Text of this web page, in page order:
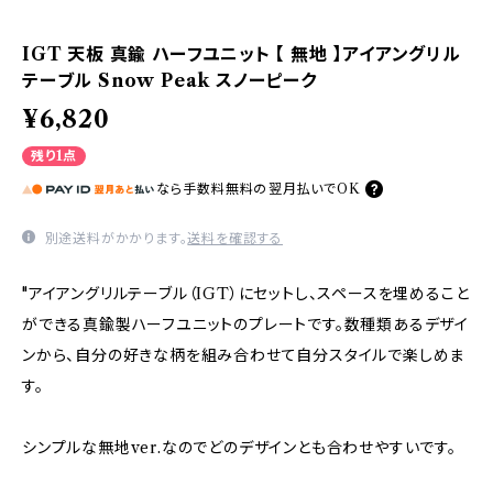
IGT 天板 真鍮 ハーフユニット 【 無地 】アイアングリル
テーブル Snow Peak スノーピーク
¥6,820
残り1点
なら 手数料無料の 翌月払いでOK
別途送料がかかります。送料を確認する
"アイアングリルテーブル（IGT）にセットし、スペースを埋めること
ができる真鍮製ハーフユニットのプレートです。数種類あるデザイ
ンから、自分の好きな柄を組み合わせて自分スタイルで楽しめま
す。
シンプルな無地ver.なのでどのデザインとも合わせやすいです。